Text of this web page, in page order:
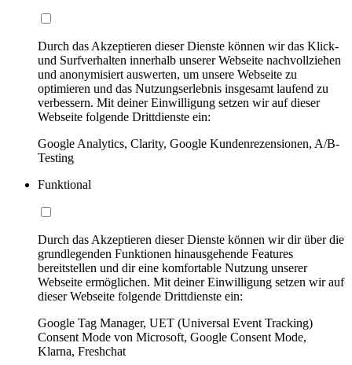
Durch das Akzeptieren dieser Dienste können wir das Klick-
und Surfverhalten innerhalb unserer Webseite nachvollziehen
und anonymisiert auswerten, um unsere Webseite zu
optimieren und das Nutzungserlebnis insgesamt laufend zu
verbessern. Mit deiner Einwilligung setzen wir auf dieser
Webseite folgende Drittdienste ein:
Google Analytics, Clarity, Google Kundenrezensionen, A/B-
Testing
Funktional
Durch das Akzeptieren dieser Dienste können wir dir über die
grundlegenden Funktionen hinausgehende Features
bereitstellen und dir eine komfortable Nutzung unserer
Webseite ermöglichen. Mit deiner Einwilligung setzen wir auf
dieser Webseite folgende Drittdienste ein:
Google Tag Manager, UET (Universal Event Tracking)
Consent Mode von Microsoft, Google Consent Mode,
Klarna, Freshchat